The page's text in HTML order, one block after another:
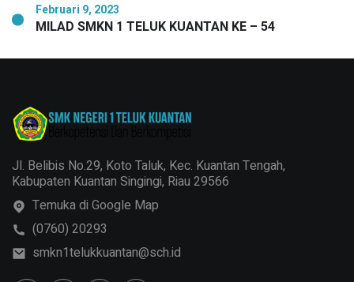
Februari 9, 2023
MILAD SMKN 1 TELUK KUANTAN KE – 54
Jl. Belibis No.29, Koto Taluk, Kec. Kuantan Tengah,
Kabupaten Kuantan Singingi, Riau 29566
Temuka di Google Map
(0760) 20293
smkn1telukkuantan@sch.id